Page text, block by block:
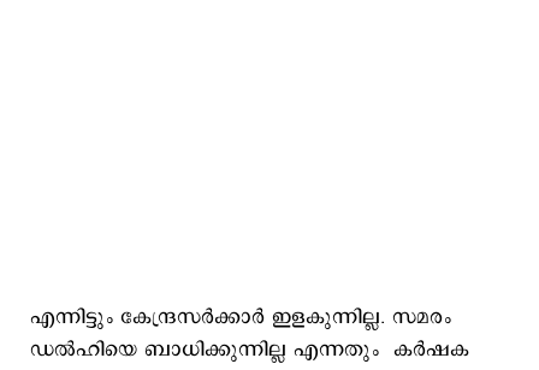
എന്നിട്ടും കേന്ദ്രസർക്കാർ ഇളകുന്നില്ല. സമരം
ഡൽഹിയെ ബാധിക്കുന്നില്ല എന്നതും കർഷക